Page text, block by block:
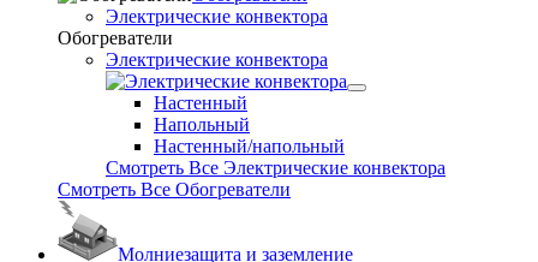
Электрические конвектора
Обогреватели
Электрические конвектора
Настенный
Напольный
Настенный/напольный
Смотреть Все Электрические конвектора
Смотреть Все Обогреватели
Молниезащита и заземление